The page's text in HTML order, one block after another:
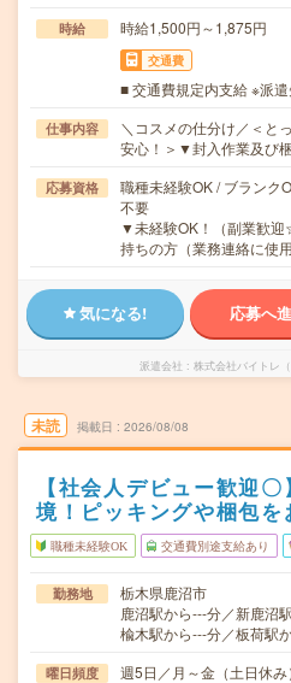
時給 時給1,500円～1,875円
交通費
■ 交通費規定内支給 ※派
仕事内容
＼コスメの仕分け／＜と
安心！＞▼封入作業及び
応募資格
職種未経験OK / ブランク
不要
▼未経験OK！（副業歓
持ちの方（業務連絡に使
気になる! 応募へ
派遣会社 株式会社バイトレ
未読 掲載日 2026/08/08
【社会人デビュー歓迎
境！ピッキングや梱包を
職種未経験OK 交通費別途支給あり
勤務地
栃木県鹿沼市
鹿沼駅から---分／新鹿沼
楡木駅から---分／板荷駅
曜日頻度 週5日／月～金（土日休み